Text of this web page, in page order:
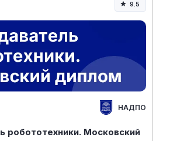
9.5
НАДПО
робототехники. Московский